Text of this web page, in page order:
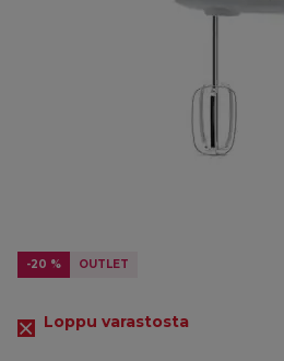
-20 % OUTLET
Loppu varastosta